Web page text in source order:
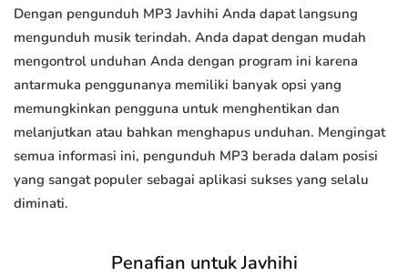
Dengan pengunduh MP3 Javhihi Anda dapat langsung
mengunduh musik terindah. Anda dapat dengan mudah
mengontrol unduhan Anda dengan program ini karena
antarmuka penggunanya memiliki banyak opsi yang
memungkinkan pengguna untuk menghentikan dan
melanjutkan atau bahkan menghapus unduhan. Mengingat
semua informasi ini, pengunduh MP3 berada dalam posisi
yang sangat populer sebagai aplikasi sukses yang selalu
diminati.
Penafian untuk Javhihi